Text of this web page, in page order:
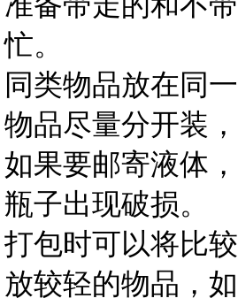
忙。
同类物品放在同
物品尽量分开装
如果要邮寄液体
瓶子出现破损。
打包时可以将比
放较轻的物品，